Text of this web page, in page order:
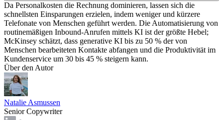
Da Personalkosten die Rechnung dominieren, lassen sich die
schnellsten Einsparungen erzielen, indem weniger und kürzere
Telefonate von Menschen geführt werden. Die Automatisierung von
routinemäßigen Inbound-Anrufen mittels KI ist der größte Hebel;
McKinsey schätzt, dass generative KI bis zu 50 % der von
Menschen bearbeiteten Kontakte abfangen und die Produktivität im
Kundenservice um 30 bis 45 % steigern kann.
Über den Autor
Natalie Asmussen
Senior Copywriter